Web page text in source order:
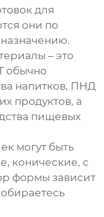
для
они по
– это
обычно
напитков, ПНД
продуктов, а
пищевых
могут быть
конические, с
формы зависит